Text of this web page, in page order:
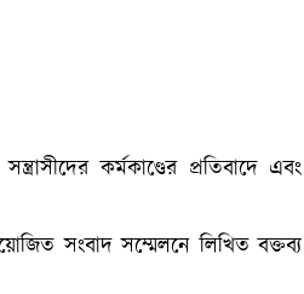
কর্মকাণ্ডের প্রতিবাদে এবং
সংবাদ সম্মেলনে লিখিত বক্তব্য